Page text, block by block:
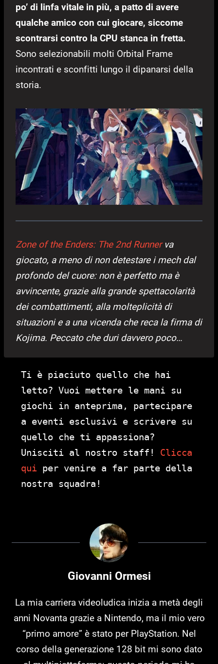
po’ di linfa vitale in più, a patto di avere
qualche amico con cui giocare, siccome
scontrarsi contro la CPU stanca in fretta.
Sono selezionabili molti Orbital Frame
incontrati e sconfitti lungo il dipanarsi della
storia.
Zone of the Enders: The 2nd Runnerva
giocato, a meno di non detestare i mech dal
profondo del cuore: non è perfetto ma è
avvincente, grazie alla grande spettacolarità
dei combattimenti, alla molteplicità di
situazioni e a una vicenda che reca la firma di
Kojima. Peccato che duri davvero poco…
Ti è piaciuto quello che hai
letto? Vuoi mettere le mani su
giochi in anteprima, partecipare
a eventi esclusivi e scrivere su
quello che ti appassiona?
Unisciti al nostro staff! Clicca
qui per venire a far parte della
nostra squadra!
Giovanni Ormesi
La mia carriera videoludica inizia a metà degli
anni Novanta grazie a Nintendo, ma il mio vero
“primo amore” è stato per PlayStation. Nel
corso della generazione 128 bit mi sono dato